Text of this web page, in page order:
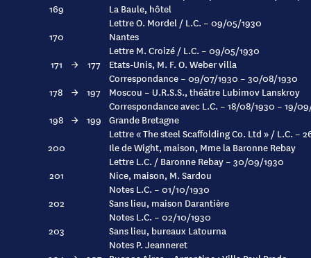
169
La Baule, hôtel
Lettre O. Mordel / L.C. – 09/05/1930
170
Nantes
Lettre M. Croizé / L.C. – 09/05/1930
171
→ 177
Etats-Unis, M. F. O. Weber villa
Correspondance – 09/07/1930 – 30/08/1930
178
→ 197
Moscou – U.R.S.S., théâtre Lubimov Lanskroy
Correspondance avec L.C. – 18/08/1930 – 19/
198 → 199 Grande Bretagne
Lettre « The steel Scaffolding Co. Ltd » / L.C. –
200
Ile de Wight, maison, Mme la Baronne Rebay
Lettre L.C. / Baronne Rebay – 30/09/1930
201
Nice, maison, M. Sardou
Notes L.C. – 01/10/1930
202
Sans lieu, maison Darantière
Notes L.C. – 02/10/1930
203
Sans lieu, bureaux Latourna
Notes P. Jeanneret